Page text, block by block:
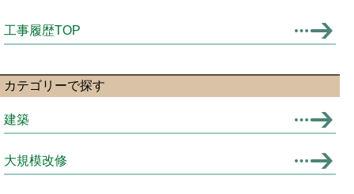
工事履歴TOP
カテゴリーで探す
建築
大規模改修